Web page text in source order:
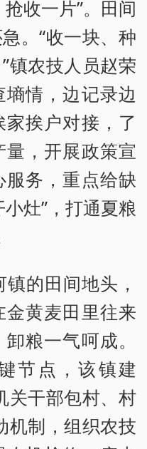
收一片”。田间
。“收一块、种
镇农技人员赵荣
情，边记录边
挨户对接，了
，开展政策宣
务，重点给缺
灶”，打通夏粮
的田间地头，
黄麦田里往来
粮一气呵成。
节点，该镇建
关干部包村、村
机制，组织农技